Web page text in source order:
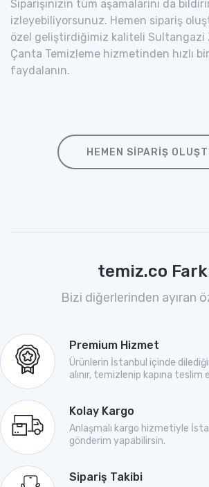
Siparişinizin tüm aşamalarını da
izleyebiliyorsunuz. Hemen sipariş
özel geliştirdiğimiz kaliteli Sultangazi
Çanta Temizleme hizmetinden hızlı
faydalanın.
HEMEN SIPARIŞ
temiz.co
Bizi diğerlerinden ayıran
Premium Hizmet
Ürünlerin İstanbul içinde
alınır, temizlenip kapına teslim
Kolay Kargo
Anlaşmalı kargo hizmetiyle
gönderim yapabilirsin.
Sipariş Takibi